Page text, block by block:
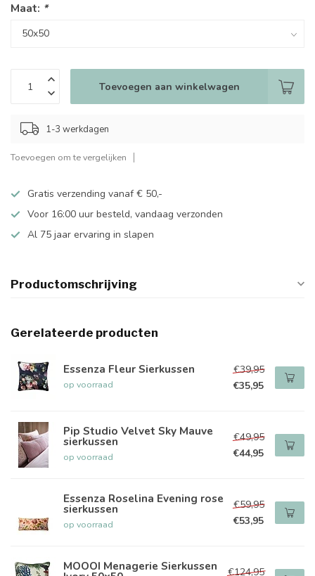
Maat: *
Toevoegen aan winkelwagen
1-3 werkdagen
Toevoegen om te vergelijken
Gratis verzending vanaf € 50,-
Voor 16:00 uur besteld, vandaag verzonden
Al 75 jaar ervaring in slapen
Productomschrijving
Gerelateerde producten
Essenza Fleur Sierkussen
op voorraad
€39,95
€35,95
Pip Studio Velvet Sky Mauve
sierkussen
op voorraad
€49,95
€44,95
Essenza Roselina Evening rose
sierkussen
op voorraad
€59,95
€53,95
MOOOI Menagerie Sierkussen
€124,95